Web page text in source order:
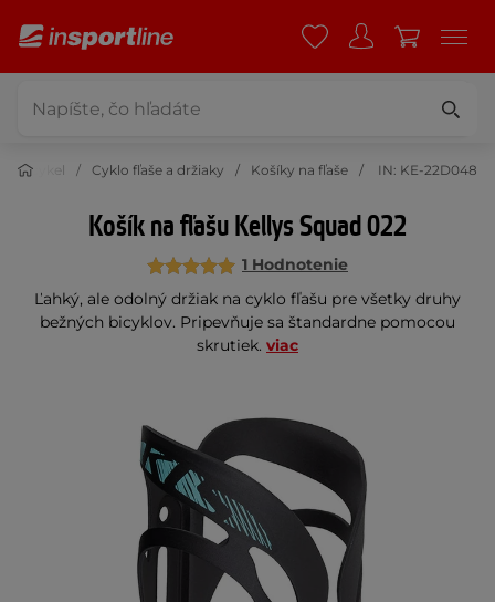
bicykel Cyklo fľaše a držiaky Košíky na fľaše IN: KE-22D048
Košík na fľašu Kellys Squad 022
1 Hodnotenie
Ľahký, ale odolný držiak na cyklo fľašu pre všetky druhy
bežných bicyklov. Pripevňuje sa štandardne pomocou
skrutiek. viac